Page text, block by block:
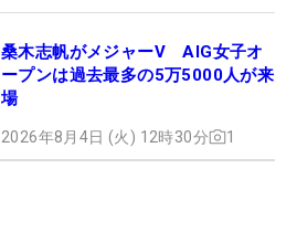
桑木志帆がメジャーV AIG女子オ
ープンは過去最多の5万5000人が来
場
2026年8月4日 (火) 12時30分 1